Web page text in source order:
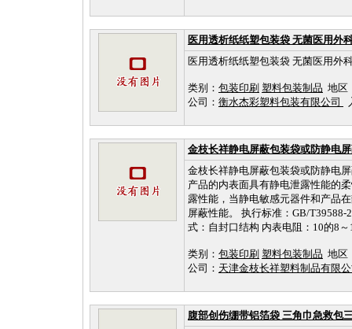
医用透析纸纸塑包装袋 无菌医用外
医用透析纸纸塑包装袋 无菌医用外
类别： 包装印刷 塑料包装制品 地区
公司： 衡水杰彩塑料包装有限公司
金枝长祥静电屏蔽包装袋或防静电
金枝长祥静电屏蔽包装袋或防静电
产品的内表面具有静电泄露性能的
露性能，当静电敏感元器件和产品
屏蔽性能。 执行标准：GB/T39588-
式：自封口结构 内表电阻：10的8
类别： 包装印刷 塑料包装制品 地区
公司： 天津金枝长祥塑料制品有限
腹部创伤绷带铝箔袋 三角巾急救包